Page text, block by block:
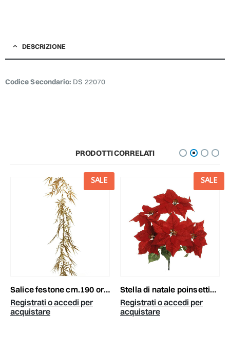
DESCRIZIONE
Codice Secondario: DS 22070
PRODOTTI CORRELATI
SALE
salice festone cm.190 oro glitter
Registrati o accedi per
acquistare
SALE
stella di natale poinsettia bush 5f d.24 cm.52 rosso
Registrati o accedi per
acquistare